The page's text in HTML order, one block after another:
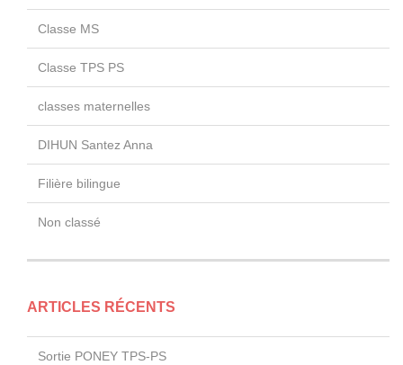
Classe MS
Classe TPS PS
classes maternelles
DIHUN Santez Anna
Filière bilingue
Non classé
ARTICLES RÉCENTS
Sortie PONEY TPS-PS